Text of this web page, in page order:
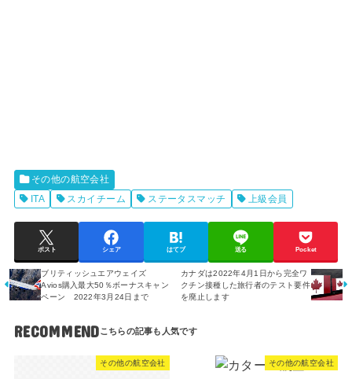
その他の航空会社
ITA
スカイチーム ステータスマッチ 上級会員
ポスト シェア はてブ 送る Pocket
ブリティッシュエアウェイズ
Avios購入最大50％ボーナスキャン
ペーン 2022年3月24日まで
カナダは2022年4月1日から完全ワ
クチン接種した旅行者のテスト要件
を廃止します
RECOMMEND
その他の航空会社 その他の航空会社